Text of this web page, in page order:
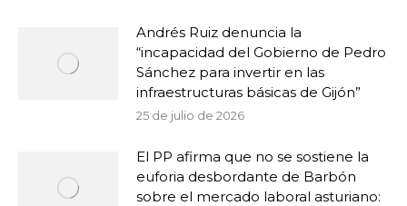
Andrés Ruiz denuncia la
“incapacidad del Gobierno de Pedro
Sánchez para invertir en las
infraestructuras básicas de Gijón”
25 de julio de 2026
El PP afirma que no se sostiene la
euforia desbordante de Barbón
sobre el mercado laboral asturiano: